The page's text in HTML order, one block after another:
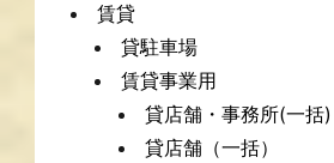
賃貸
貸駐車場
賃貸事業用
貸店舗・事務所(一括)
貸店舗（一括）